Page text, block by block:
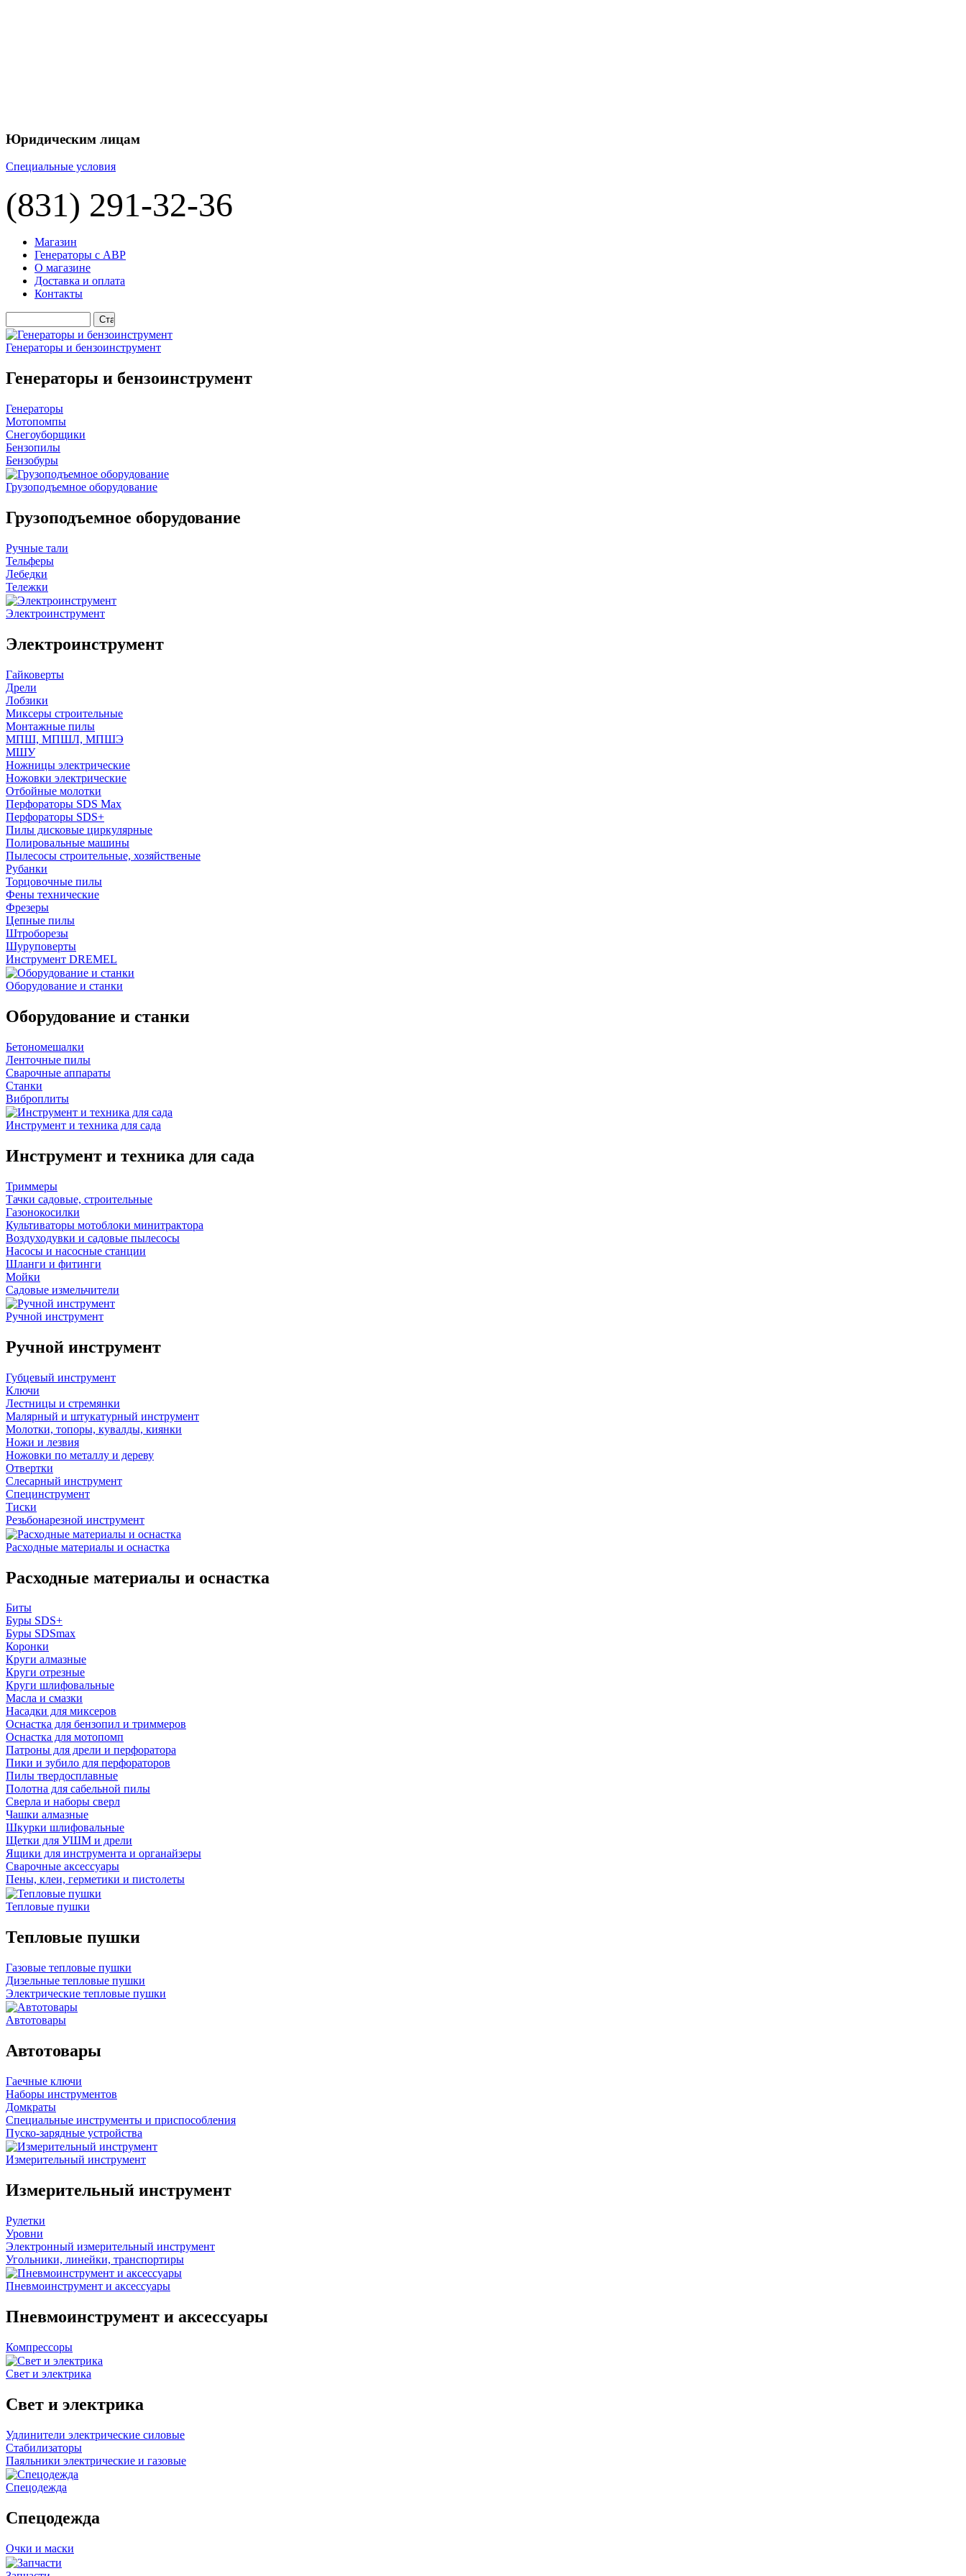
Юридическим лицам
Специальные условия
(831) 291-32-36
Магазин
Генераторы с АВР
О магазине
Доставка и оплата
Контакты
Генераторы и бензоинструмент
Генераторы и бензоинструмент
Генераторы
Мотопомпы
Снегоуборщики
Бензопилы
Бензобуры
Грузоподъемное оборудование
Грузоподъемное оборудование
Ручные тали
Тельферы
Лебедки
Тележки
Электроинструмент
Электроинструмент
Гайковерты
Дрели
Лобзики
Миксеры строительные
Монтажные пилы
МПШ, МПШЛ, МПШЭ
МШУ
Ножницы электрические
Ножовки электрические
Отбойные молотки
Перфораторы SDS Max
Перфораторы SDS+
Пилы дисковые циркулярные
Полировальные машины
Пылесосы строительные, хозяйственые
Рубанки
Торцовочные пилы
Фены технические
Фрезеры
Цепные пилы
Штроборезы
Шуруповерты
Инструмент DREMEL
Оборудование и станки
Оборудование и станки
Бетономешалки
Ленточные пилы
Сварочные аппараты
Станки
Виброплиты
Инструмент и техника для сада
Инструмент и техника для сада
Триммеры
Тачки садовые, строительные
Газонокосилки
Культиваторы мотоблоки минитрактора
Воздуходувки и садовые пылесосы
Насосы и насосные станции
Шланги и фитинги
Мойки
Садовые измельчители
Ручной инструмент
Ручной инструмент
Губцевый инструмент
Ключи
Лестницы и стремянки
Малярный и штукатурный инструмент
Молотки, топоры, кувалды, киянки
Ножи и лезвия
Ножовки по металлу и дереву
Отвертки
Слесарный инструмент
Специнструмент
Тиски
Резьбонарезной инструмент
Расходные материалы и оснастка
Расходные материалы и оснастка
Биты
Буры SDS+
Буры SDSmax
Коронки
Круги алмазные
Круги отрезные
Круги шлифовальные
Масла и смазки
Насадки для миксеров
Оснастка для бензопил и триммеров
Оснастка для мотопомп
Патроны для дрели и перфоратора
Пики и зубило для перфораторов
Пилы твердосплавные
Полотна для сабельной пилы
Сверла и наборы сверл
Чашки алмазные
Шкурки шлифовальные
Щетки для УШМ и дрели
Ящики для инструмента и органайзеры
Сварочные аксессуары
Пены, клеи, герметики и пистолеты
Тепловые пушки
Тепловые пушки
Газовые тепловые пушки
Дизельные тепловые пушки
Электрические тепловые пушки
Автотовары
Автотовары
Гаечные ключи
Наборы инструментов
Домкраты
Специальные инструменты и приспособления
Пуско-зарядные устройства
Измерительный инструмент
Измерительный инструмент
Рулетки
Уровни
Электронный измерительный инструмент
Угольники, линейки, транспортиры
Пневмоинструмент и аксессуары
Пневмоинструмент и аксессуары
Компрессоры
Свет и электрика
Свет и электрика
Удлинители электрические силовые
Стабилизаторы
Паяльники электрические и газовые
Спецодежда
Спецодежда
Очки и маски